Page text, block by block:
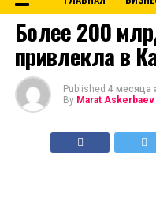
BUSINESS
Более 200
привлекла в
Published 4 месяца
By Marat Askerbaev